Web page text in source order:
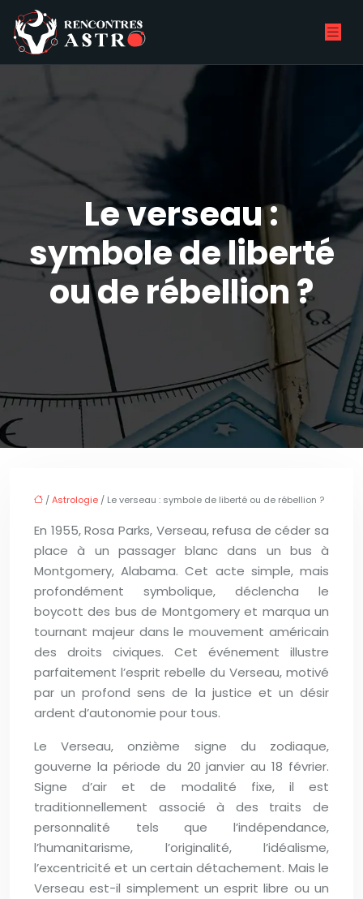
Le verseau :
symbole de liberté
ou de rébellion ?
/Astrologie / Le verseau : symbole de liberté ou de rébellion ?
En 1955, Rosa Parks, Verseau, refusa de céder sa
place à un passager blanc dans un bus à
Montgomery, Alabama. Cet acte simple, mais
profondément symbolique, déclencha le
boycott des bus de Montgomery et marqua un
tournant majeur dans le mouvement américain
des droits civiques. Cet événement illustre
parfaitement l’esprit rebelle du Verseau, motivé
par un profond sens de la justice et un désir
ardent d’autonomie pour tous.
Le Verseau, onzième signe du zodiaque,
gouverne la période du 20 janvier au 18 février.
Signe d’air et de modalité fixe, il est
traditionnellement associé à des traits de
personnalité tels que l’indépendance,
l’humanitarisme, l’originalité, l’idéalisme,
l’excentricité et un certain détachement. Mais le
Verseau est-il simplement un esprit libre ou un